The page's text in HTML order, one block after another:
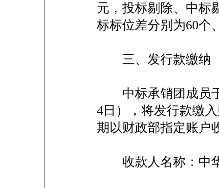
元，投标剔除、中标
标标位差分别为60个
三、发行款缴纳
中标承销团成员于
4日），将发行款缴
期以财政部指定账户
收款人名称：中